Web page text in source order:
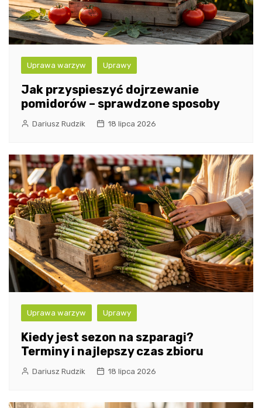
Uprawa warzyw Uprawy
Jak przyspieszyć dojrzewanie
pomidorów – sprawdzone sposoby
Dariusz Rudzik 18 lipca 2026
Uprawa warzyw Uprawy
Kiedy jest sezon na szparagi?
Terminy i najlepszy czas zbioru
Dariusz Rudzik 18 lipca 2026